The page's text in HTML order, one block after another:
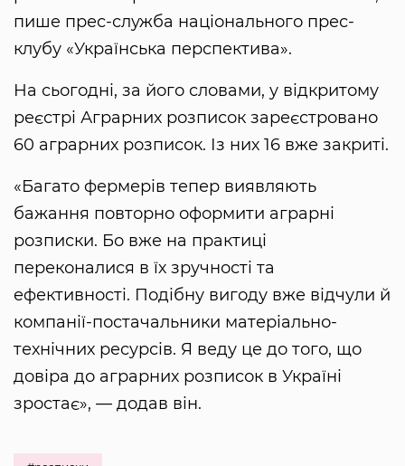
пише прес-служба національного прес-
клубу «Українська перспектива».
На сьогодні, за його словами, у відкритому
реєстрі Аграрних розписок зареєстровано
60 аграрних розписок. Із них 16 вже закриті.
«Багато фермерів тепер виявляють
бажання повторно оформити аграрні
розписки. Бо вже на практиці
переконалися в їх зручності та
ефективності. Подібну вигоду вже відчули й
компанії-постачальники матеріально-
технічних ресурсів. Я веду це до того, що
довіра до аграрних розписок в Україні
зростає», — додав він.